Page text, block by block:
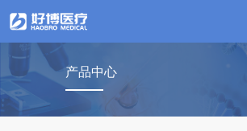
产品中心